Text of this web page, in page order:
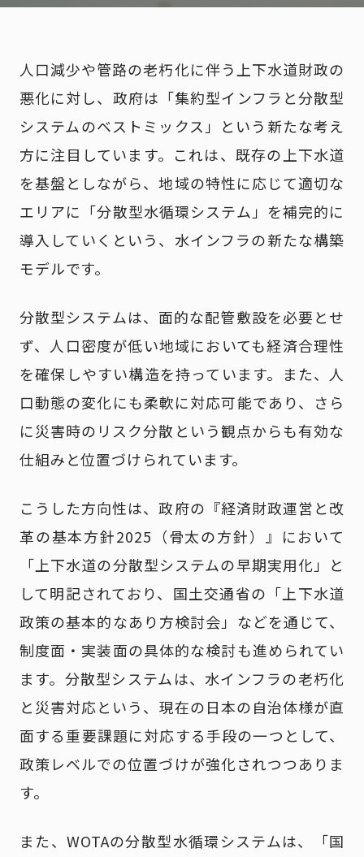
人口減少や管路の老朽化に伴う上下水道財政の
悪化に対し、政府は「集約型インフラと分散型
システムのベストミックス」という新たな考え
方に注目しています。これは、既存の上下水道
を基盤としながら、地域の特性に応じて適切な
エリアに「分散型水循環システム」を補完的に
導入していくという、水インフラの新たな構築
モデルです。
分散型システムは、面的な配管敷設を必要とせ
ず、人口密度が低い地域においても経済合理性
を確保しやすい構造を持っています。また、人
口動態の変化にも柔軟に対応可能であり、さら
に災害時のリスク分散という観点からも有効な
仕組みと位置づけられています。
こうした方向性は、政府の『経済財政運営と改
革の基本方針2025（骨太の方針）』において
「上下水道の分散型システムの早期実用化」と
して明記されており、国土交通省の「上下水道
政策の基本的なあり方検討会」などを通じて、
制度面・実装面の具体的な検討も進められてい
ます。分散型システムは、水インフラの老朽化
と災害対応という、現在の日本の自治体様が直
面する重要課題に対応する手段の一つとして、
政策レベルでの位置づけが強化されつつありま
す。
また、WOTAの分散型水循環システムは、「国